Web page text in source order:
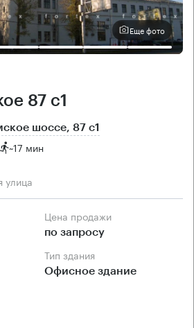
Еще фото
87 с1
шоссе, 87 с1
~17 мин
Цена продажи
по запросу
Тип здания
Офисное здание